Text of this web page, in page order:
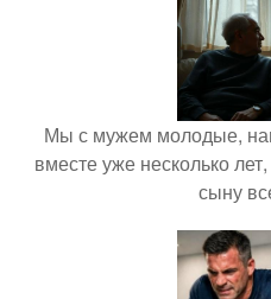
Мы с мужем молодые,
вместе уже несколько
сыну